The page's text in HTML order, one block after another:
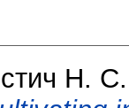
Н. С.